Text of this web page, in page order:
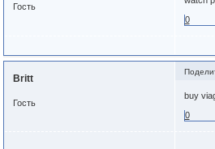
Гость
0
Britt
Гость
buy
0